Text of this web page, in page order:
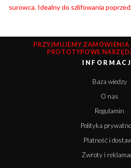
surowca. Idealny do szlifowania
PRZYJMUJEMY ZAMÓWIENIA
PROTOTYPOWE
Baza wiedzy
O nas
Regulamin
Polityka
Płatność i
Zwroty i